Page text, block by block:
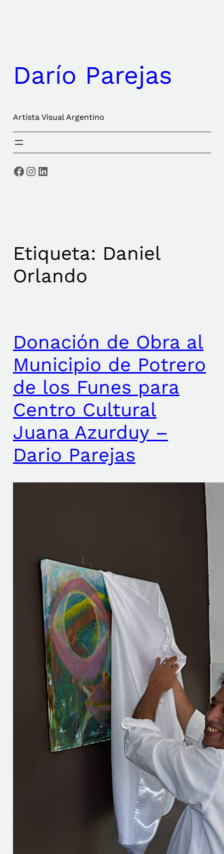
Darío Parejas
Artista Visual Argentino
Facebook Instagram LinkedIn
Etiqueta: Daniel
Orlando
Donación de Obra al
Municipio de Potrero
de los Funes para
Centro Cultural
Juana Azurduy –
Dario Parejas